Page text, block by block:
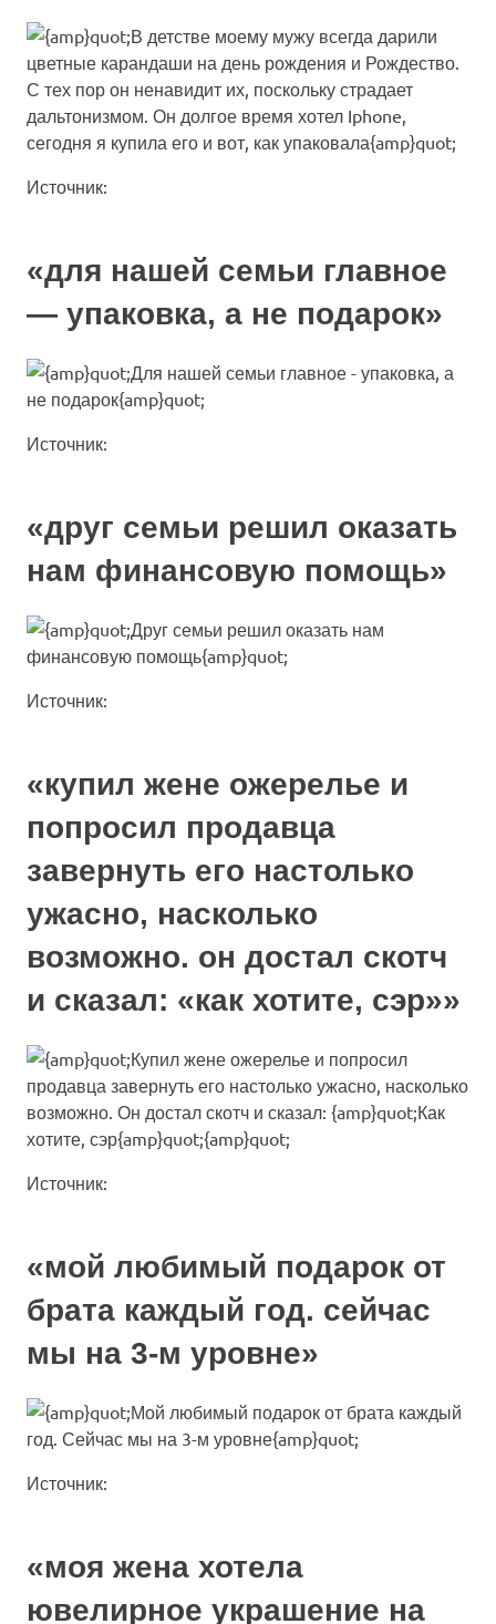
Источник:
«для нашей семьи главное
— упаковка, а не подарок»
Источник:
«друг семьи решил оказать
нам финансовую помощь»
Источник:
«купил жене ожерелье и
попросил продавца
завернуть его настолько
ужасно, насколько
возможно. он достал скотч
и сказал: «как хотите, сэр»»
Источник:
«мой любимый подарок от
брата каждый год. сейчас
мы на 3-м уровне»
Источник:
«моя жена хотела
ювелирное украшение на